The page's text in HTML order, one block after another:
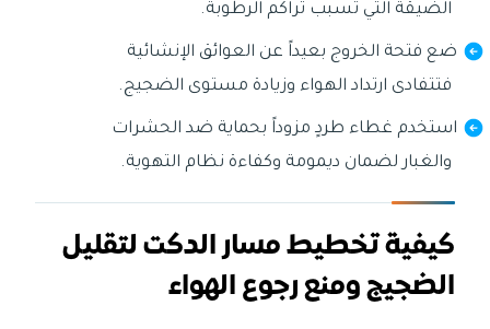
الضيقة التي تسبب تراكم الرطوبة.
ضع فتحة الخروج بعيداً عن العوائق الإنشائية
فتتفادى ارتداد الهواء وزيادة مستوى الضجيج.
استخدم غطاء طردٍ مزوداً بحماية ضد الحشرات
والغبار لضمان ديمومة وكفاءة نظام التهوية.
كيفية تخطيط مسار الدكت لتقليل
الضجيج ومنع رجوع الهواء